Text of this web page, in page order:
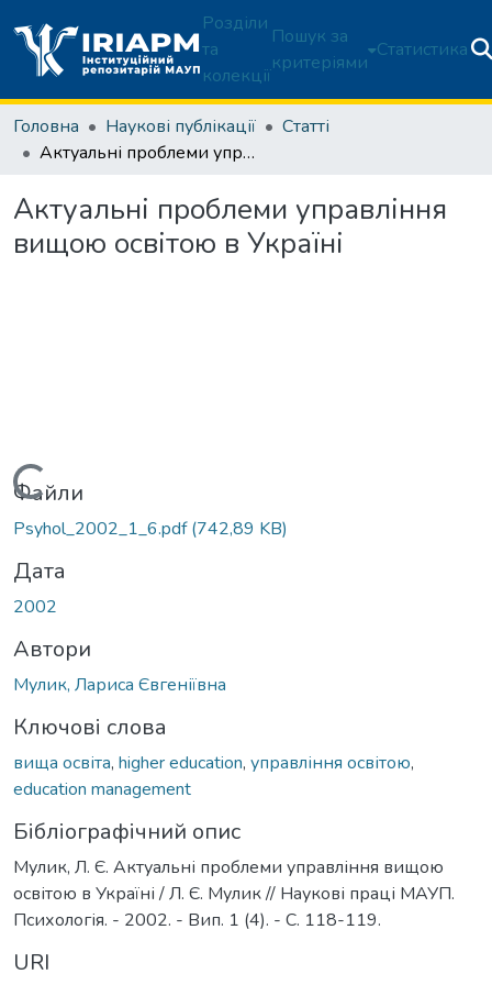
Розділи
та
колекції
Пошук за
критеріями
Статистика
Головна Наукові публікації
Статті
Актуальні проблеми управління вищою освітою в Україні
Актуальні проблеми управління
вищою освітою в Україні
Вантажиться...
Файли
Psyhol_2002_1_6.pdf(742,89 KB)
Дата
2002
Автори
Мулик, Лариса Євгеніївна
Ключові слова
вища освіта, higher education, управління освітою,
education management
Бібліографічний опис
Мулик, Л. Є. Актуальні проблеми управління вищою
освітою в Україні / Л. Є. Мулик // Наукові праці МАУП.
Психологія. - 2002. - Вип. 1 (4). - С. 118-119.
URI